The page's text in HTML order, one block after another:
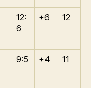
12:
6
+6 12
9:5 +4 11